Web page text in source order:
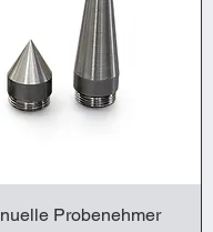
Probenehmer